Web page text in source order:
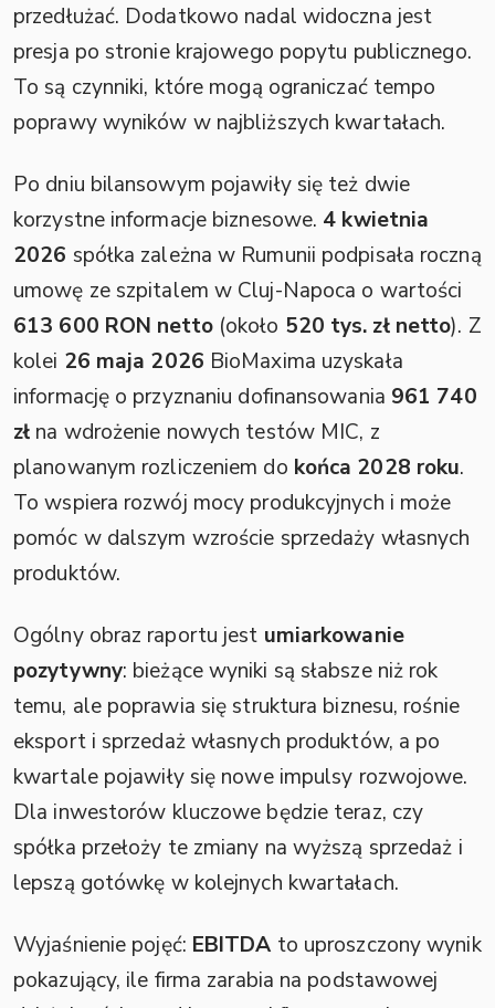
przedłużać. Dodatkowo nadal widoczna jest
presja po stronie krajowego popytu publicznego.
To są czynniki, które mogą ograniczać tempo
poprawy wyników w najbliższych kwartałach.
Po dniu bilansowym pojawiły się też dwie
korzystne informacje biznesowe. 4 kwietnia
2026 spółka zależna w Rumunii podpisała roczną
umowę ze szpitalem w Cluj-Napoca o wartości
613 600 RON netto(około 520 tys. zł netto). Z
kolei 26 maja 2026 BioMaxima uzyskała
informację o przyznaniu dofinansowania 961 740
zł na wdrożenie nowych testów MIC, z
planowanym rozliczeniem do końca 2028 roku.
To wspiera rozwój mocy produkcyjnych i może
pomóc w dalszym wzroście sprzedaży własnych
produktów.
Ogólny obraz raportu jest umiarkowanie
pozytywny: bieżące wyniki są słabsze niż rok
temu, ale poprawia się struktura biznesu, rośnie
eksport i sprzedaż własnych produktów, a po
kwartale pojawiły się nowe impulsy rozwojowe.
Dla inwestorów kluczowe będzie teraz, czy
spółka przełoży te zmiany na wyższą sprzedaż i
lepszą gotówkę w kolejnych kwartałach.
Wyjaśnienie pojęć: EBITDA to uproszczony wynik
pokazujący, ile firma zarabia na podstawowej